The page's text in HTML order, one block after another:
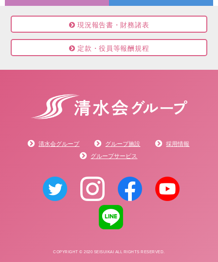
現況報告書・財務諸表
定款・役員等報酬規程
清水会グループ グループ施設
採用情報
グループサービス
COPYRIGHT © 2020 SEISUIKAI ALL RIGHTS RESERVED.